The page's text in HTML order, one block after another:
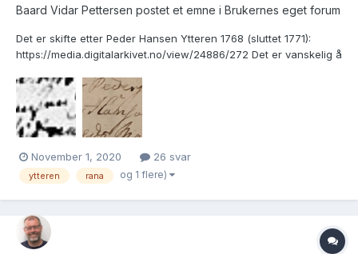
Baard Vidar Pettersen postet et emne i Brukernes eget forum
Det er skifte etter Peder Hansen Ytteren 1768 (sluttet 1771):
https://media.digitalarkivet.no/view/24886/272 Det er vanskelig å
og Esaias Hansen Yteren. Det er heller ikke så lett å lese, men
bekreftes i Esaias...
November 1, 2020 26 svar
ytteren rana og 1 flere)